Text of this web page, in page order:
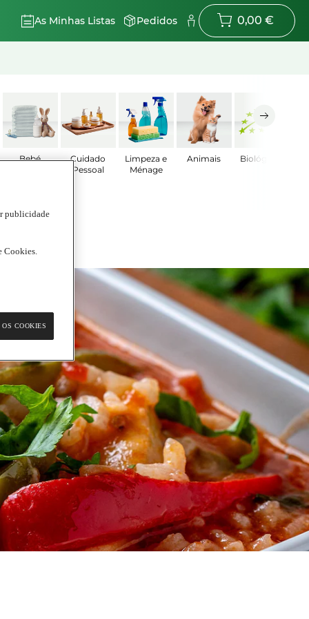
As Minhas Listas Pedidos 0,00 €
Bebé
Cuidado
Pessoal
Limpeza e
Ménage
Animais Biológicos
publicidade
Cookies.
COOKIES